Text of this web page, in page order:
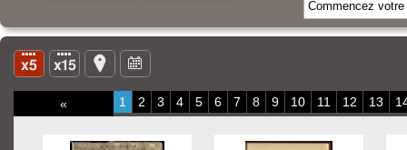
« 1 2 3 4 5 6 7 8 9 10 11 12 13